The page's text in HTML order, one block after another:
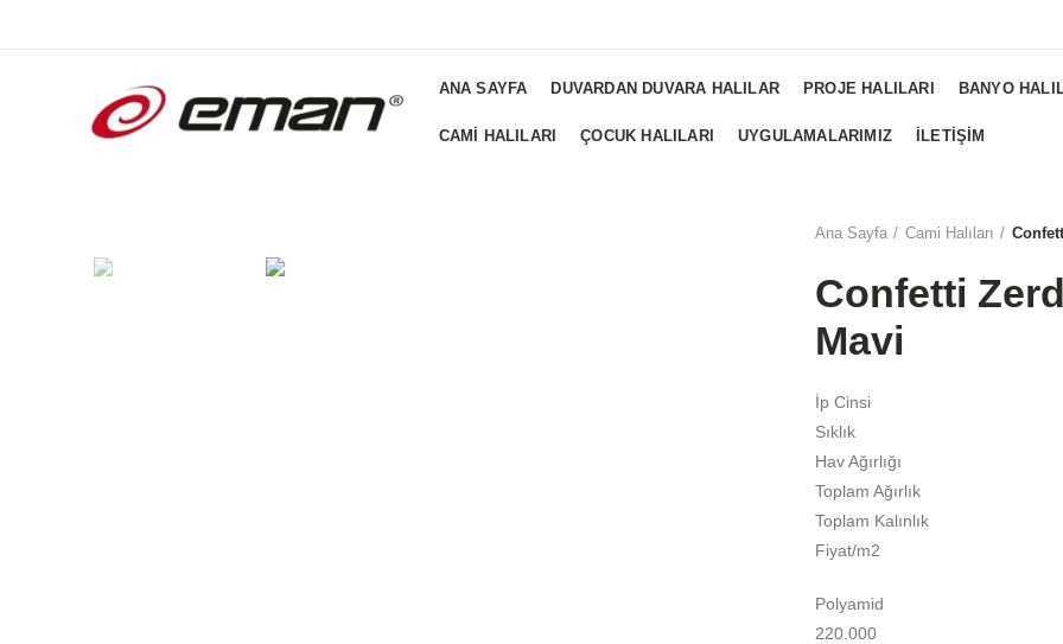
ANA SAYFA DUVARDAN DUVARA HALILAR PROJE HALILARI BANYO
CAMI HALILARI ÇOCUK HALILARI UYGULAMALARIMIZ İLETIŞIM
Ana Sayfa
Cami Halıları
Confetti
Mavi
İp Cinsi
Sıklık
Hav Ağırlığı
Toplam Ağırlık
Toplam Kalınlık
Fiyat/m2
Polyamid
220.000